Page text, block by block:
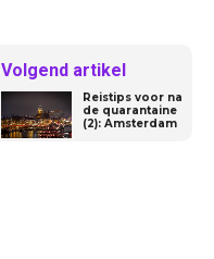
Volgend artikel
Reistips voor na
de quarantaine
(2): Amsterdam